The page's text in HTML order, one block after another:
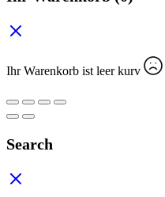
Ihr Warenkorb ist leer kurv
Search